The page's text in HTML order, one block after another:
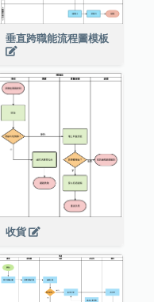
垂直跨職能流程圖模板
收貨